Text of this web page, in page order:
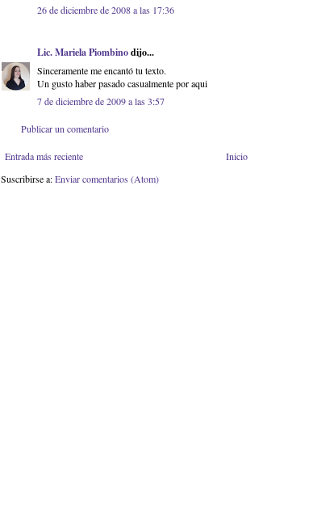
26 de diciembre de 2008 a las 17:36
Lic. Mariela Piombinodijo...
Sinceramente me encantó tu texto.
Un gusto haber pasado casualmente por aqui
7 de diciembre de 2009 a las 3:57
Publicar un comentario
Entrada más reciente
Inicio
Suscribirse a:Enviar comentarios (Atom)